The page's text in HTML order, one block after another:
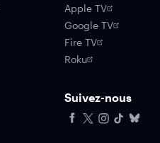
Apple TV
Google TV
Fire TV
Roku
Suivez-nous